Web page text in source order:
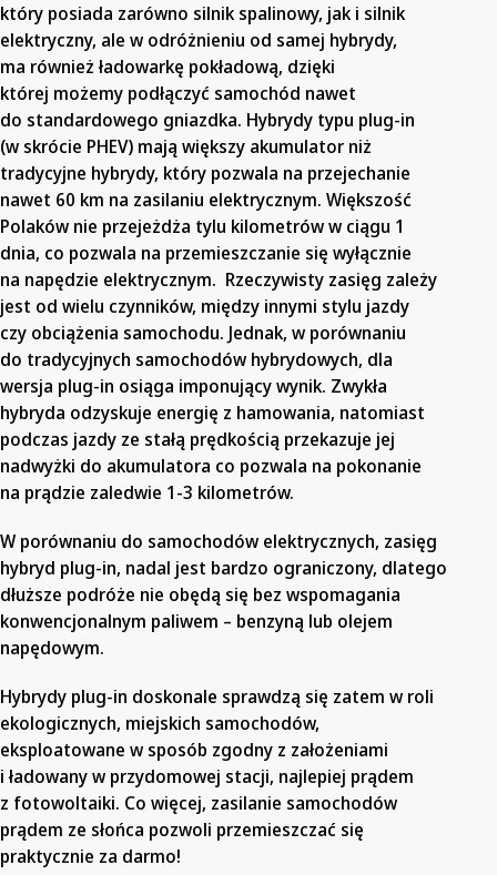
który posiada zarówno silnik spalinowy, jak i silnik
elektryczny, ale w odróżnieniu od samej hybrydy,
ma również ładowarkę pokładową, dzięki
której możemy podłączyć samochód nawet
do standardowego gniazdka. Hybrydy typu plug-in
(w skrócie PHEV) mają większy akumulator niż
tradycyjne hybrydy, który pozwala na przejechanie
nawet 60 km na zasilaniu elektrycznym. Większość
Polaków nie przejeżdża tylu kilometrów w ciągu 1
dnia, co pozwala na przemieszczanie się wyłącznie
na napędzie elektrycznym. Rzeczywisty zasięg zależy
jest od wielu czynników, między innymi stylu jazdy
czy obciążenia samochodu. Jednak, w porównaniu
do tradycyjnych samochodów hybrydowych, dla
wersja plug-in osiąga imponujący wynik. Zwykła
hybryda odzyskuje energię z hamowania, natomiast
podczas jazdy ze stałą prędkością przekazuje jej
nadwyżki do akumulatora co pozwala na pokonanie
na prądzie zaledwie 1-3 kilometrów.
W porównaniu do samochodów elektrycznych, zasięg
hybryd plug-in, nadal jest bardzo ograniczony, dlatego
dłuższe podróże nie obędą się bez wspomagania
konwencjonalnym paliwem – benzyną lub olejem
napędowym.
Hybrydy plug-in doskonale sprawdzą się zatem w roli
ekologicznych, miejskich samochodów,
eksploatowane w sposób zgodny z założeniami
i ładowany w przydomowej stacji, najlepiej prądem
z fotowoltaiki. Co więcej, zasilanie samochodów
prądem ze słońca pozwoli przemieszczać się
praktycznie za darmo!